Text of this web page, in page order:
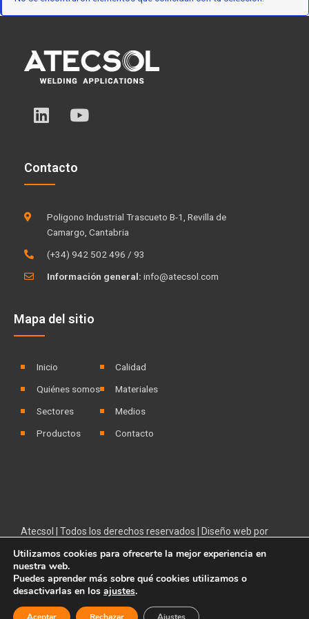
L
i
e
d
n
Y
o
e
Contacto
Poligono Industrial Trascueto B-1, Revilla de
Camargo, Cantabria
(+34) 942 502 496 / 93
Información general: info@atecsol.com
Mapa del sitio
Inicio
Quiénes somos
Sectores
Productos
Calidad
Materiales
Medios
Contacto
Atecsol | Todos los derechos reservados | Diseño web por
Aviso Legal| Política de privacidad|Política de cookies
Utilizamos cookies para ofrecerte la mejor experiencia en
nuestra web.
Puedes aprender más sobre qué cookies utilizamos o
desactivarlas en los ajustes.